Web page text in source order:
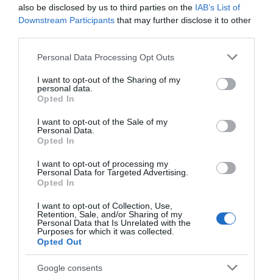
also be disclosed by us to third parties on the IAB’s List of
Downstream Participants that may further disclose it to other
Please note that this website/app uses one or more Google
not limited to your visit or usage behaviour. You may click to
grant or deny consent to Google and its third-party tags to
use your data for below specified purposes in below Google
consent section.
Personal Data Processing Opt Outs
I want to opt-out of the Sharing of my
personal data.
Opted In
I want to opt-out of the Sale of my
Personal Data.
Opted In
I want to opt-out of processing my
Personal Data for Targeted Advertising.
Opted In
I want to opt-out of Collection, Use,
Retention, Sale, and/or Sharing of my
Personal Data that Is Unrelated with the
Purposes for which it was collected.
Opted Out
Google consents
– Nemsokára beköltözünk az új otthonunkba. A
babaszobán az utolsó simításokat végezzük. A bútorok, a
kis kiegészítők már megvannak. A kisruhák kimosva,
kivasalva – árulta el a kismama.
Forrás: Blikk
Címkék: párkapcsolat
Korábbi bejegyzések Következő bejegyzés
HASONLÓ BEJEGYZÉSEK